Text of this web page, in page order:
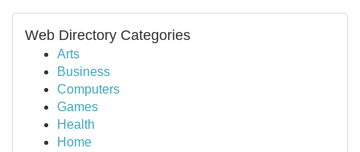
Web Directory Categories
Arts
Business
Computers
Games
Health
Home